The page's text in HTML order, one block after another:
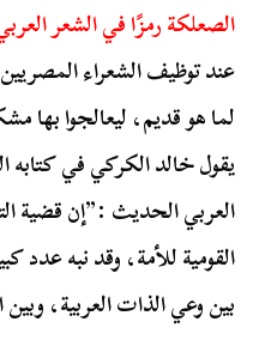
الصعلكة رمزًا في الشعر
عند توظيف الشعراء المصريين
لما هو قديم، ليعالجوا بها
يقولخالد الكركيفي كتابه ا
العربي الحديث :”إن قضية
القومية للأمة، وقد نبه عدد
بين وعي الذات العربية، وبين